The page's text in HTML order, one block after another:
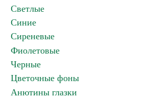
Светлые
Синие
Сиреневые
Фиолетовые
Черные
Цветочные фоны
Анютины глазки